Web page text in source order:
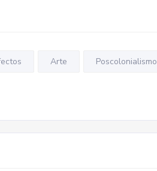
Arte Poscolonialismo